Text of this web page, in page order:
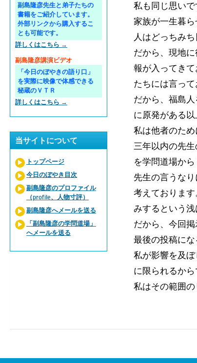
私も同じ思いで
家族が一生暮
人はどっちみ
だから、現地
報が入ってき
たちには言って
だから、福島
に原発がある
私は他者のた
三年以内の先
を学問道場か
先生の言うな
考えておりま
みするという浅
だから、今回
最後の投稿にな
私が影響を及
に限られるから
私はその範囲
副島隆彦先生と弟子たちの
書籍をご紹介しています。
外部リンクから購入するこ
とも可能です。
詳しくはこちら →
副島隆彦講演ビデオ
「今日のぼやきの語り口」
を実際に映像で体感できる
秘蔵のＶＴＲ
詳しくはこちら →
当サイトについて
トップページ
今日のぼやき目次
副島隆彦のプロファイル
（profile、人物寸評）
副島隆彦へメールを送る
「副島隆彦の学問道場」
へメールを送る